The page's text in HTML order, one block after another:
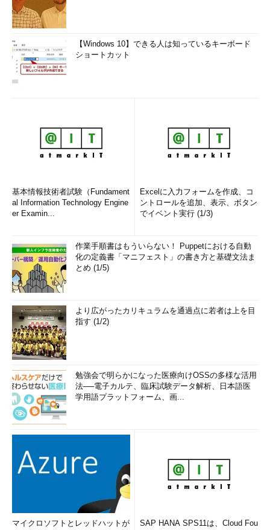
【Windows 10】できる人は知っているキーボード
ショートカット
基本情報技術者試験（Fundament
al Information Technology Engine
er Examin...
Excelに入力フォームを作成、コ
ントロールを追加、表示、ボタン
でイベント実行 (1/3)
作業手順書はもういらない！ Puppetにおける自動
化の定義書「マニフェスト」の書き方と基礎文法ま
とめ (1/5)
より広がったカリキュラムを通過点に若者は上を目
指す (1/2)
勉強会で明らかになった医療向けOSSの多様な活用
法──電子カルテ、臨床試験データ解析、日本語医
学用語プラットフォーム、画...
マイクロソフトとレッドハットが
SAP HANA SPS11は、Cloud Fou